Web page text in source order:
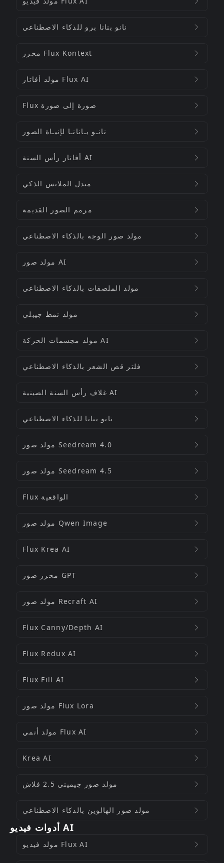
نانو بنانا برو للذكاء الاصطناعي
محرر Flux Kontext
مولد أفاتار Flux AI
Flux صورة إلى صورة
نانـو بـانانـا لإنبـاة الصور
أفاتار رأس السنة AI
مبدل الملابس الذكي
مرمم الصور القديمة
مولد صور الوجه بالذكاء الاصطناعي
مولد صور AI
مولد الملصقات بالذكاء الاصطناعي
مولد نمط جيبلي
مولد مجسمات الحركة AI
فلتر قص الشعر بالذكاء الاصطناعي
غلاف رأس السنة الصينية AI
نانو بنانا للذكاء الاصطناعي
مولد صور Seedream 4.0
مولد صور Seedream 4.5
Flux الواقعية
مولد صور Qwen Image
Flux Krea AI
محرر صور GPT
مولد صور Recraft AI
Flux Canny/Depth AI
Flux Redux AI
Flux Fill AI
مولد صور Flux Lora
مولد أنمي Flux AI
Krea AI
مولد صور جيميني 2.5 فلاش
مولد صور الهالوين بالذكاء الاصطناعي
أدوات فيديو AI
مولد فيديو Flux AI